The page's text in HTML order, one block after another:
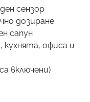
сензор
дозиране
сапун
кухнята, офиса и
включени)